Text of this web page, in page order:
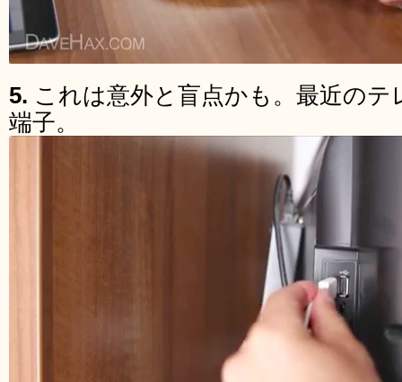
5. これは意外と盲点かも。最近の
端子。